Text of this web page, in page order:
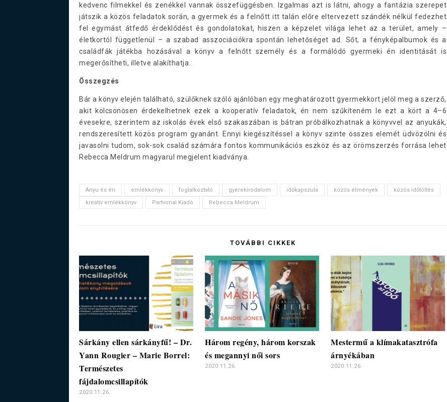
kedvenc filmekkel és zenékkel vannak összefüggésben. Izgalmas azt is látni, ahogy a fantázia szerepet
játszik a közös feladatok során, a gyermek és a felnőtt itt talán előre eltervezett szándék nélkül fedezhet
fel egymást átfedő érdeklődést és gondolatokat, hiszen a képzelet világa lehet az a terület, amely –
életkortól függetlenül – a szabad asszociációkra spontán lehetőséget ad. Sőt, a fényképalbumok és a
családfák játékba hozásával a könyv a felnőtt személy és a formálódó gyermeki én identitását is
megerősítheti, illetve alakíthatja.
Összegzés
Bár a könyv elején található, szülőknek szóló ajánlóban egy meghatározott gyermekkort jelöl meg a szerző,
akit kölcsönösen érdekelhetnek ezek a kooperatív feladatok, én nem szűkíteném le ezt a kört a 4–6
évesekre, szerintem az iskolás évek első szakaszában is bátran próbálkozhatnak a könyvvel az anyukák,
rendszeresített közös program gyanánt. Ennyi kiegészítéssel a könyv szinte összes elemét üdvözölni és
javasolni tudom, sok-sok család számára fontos kommunikációs eszköz és az örömszerzés forrása lehet
Rebecca Meldrum magyarul megjelent kiadványa.
Anyu és én emlékkönyv foglalkoztató gyerekirodalom időkapszula közös élmények
közös időtöltés
kreatív emlékkönyv
Partvonal Kiadó Rebecca Meldrum
TOVÁBBI CIKKEK
Sárkány ellen sárkányfű! – Dr.
Yann Rougier – Marie Borrel:
Természetes
fájdalomcsillapítók
2020.11.26.
Három regény, három korszak
és megannyi női sors
2020.11.26.
Mestermű a klímakatasztrófa
árnyékában
2020.11.26.